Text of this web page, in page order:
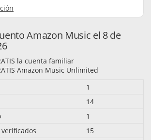
Amazon Music el 8 de
la cuenta familiar
Amazon Music Unlimited
1
14
1
15